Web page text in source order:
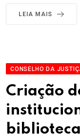
LEIA MAIS
CONSELHO DA
Criação